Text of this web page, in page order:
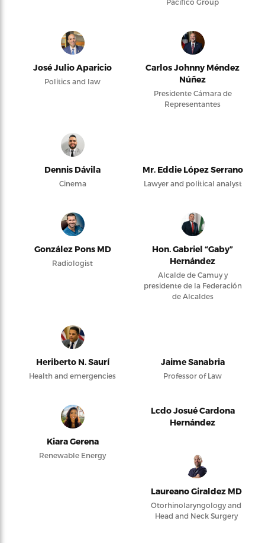
Pacifico Group
José Julio Aparicio
Politics and law
Carlos Johnny Méndez
Núñez
Presidente Cámara de
Representantes
Dennis Dávila
Cinema
Mr. Eddie López Serrano
Lawyer and political analyst
González Pons MD
Radiologist
Hon. Gabriel “Gaby”
Hernández
Alcalde de Camuy y
presidente de la Federación
de Alcaldes
Heriberto N. Saurí
Health and emergencies
Jaime Sanabria
Professor of Law
Kiara Gerena
Renewable Energy
Lcdo Josué Cardona
Hernández
Laureano Giraldez MD
Otorhinolaryngology and
Head and Neck Surgery